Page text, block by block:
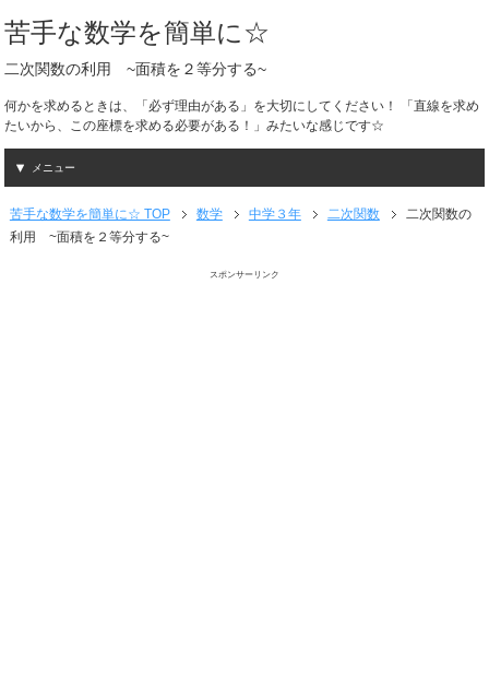
苦手な数学を簡単に☆
二次関数の利用 ~面積を２等分する~
何かを求めるときは、「必ず理由がある」を大切にしてください！ 「直線を求め
たいから、この座標を求める必要がある！」みたいな感じです☆
メニュー
苦手な数学を簡単に☆ TOP 数学 中学３年 二次関数
二次関数の
利用 ~面積を２等分する~
スポンサーリンク